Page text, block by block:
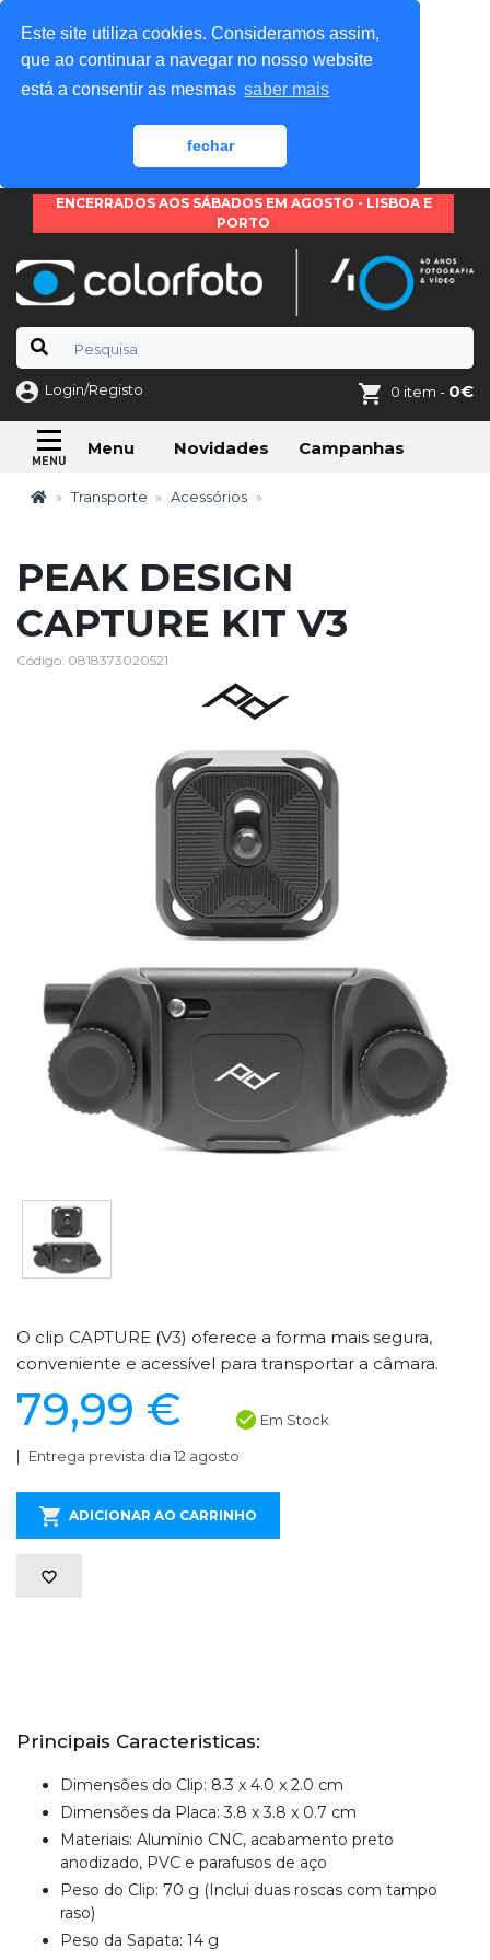
Este site utiliza cookies. Consideramos assim,
que ao continuar a navegar no nosso website
está a consentir as mesmas saber mais
fechar
ENCERRADOS AOS SÁBADOS EM AGOSTO - LISBOA E
PORTO
Login/Registo 0 item - 0€
Menu Novidades Campanhas
Transporte Acessórios
PEAK DESIGN
CAPTURE KIT V3
Código: 0818373020521
O clip CAPTURE (V3) oferece a forma mais segura,
conveniente e acessível para transportar a câmara.
79,99 € Em Stock
Entrega prevista dia 12 agosto
ADICIONAR AO CARRINHO
Principais Caracteristicas:
Dimensões do Clip: 8.3 x 4.0 x 2.0 cm
Dimensões da Placa: 3.8 x 3.8 x 0.7 cm
Materiais: Alumínio CNC, acabamento preto
anodizado, PVC e parafusos de aço
Peso do Clip: 70 g (Inclui duas roscas com tampo
raso)
Peso da Sapata: 14 g